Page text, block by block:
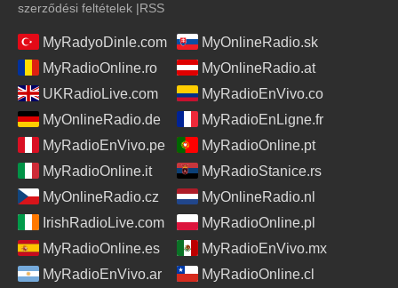
szerződési feltételek |RSS
MyRadyoDinle.com
MyOnlineRadio.sk
MyRadioOnline.ro
MyOnlineRadio.at
UKRadioLive.com
MyRadioEnVivo.co
MyOnlineRadio.de
MyRadioEnLigne.fr
MyRadioEnVivo.pe
MyRadioOnline.pt
MyRadioOnline.it
MyRadioStanice.rs
MyOnlineRadio.cz
MyOnlineRadio.nl
IrishRadioLive.com
MyRadioOnline.pl
MyRadioOnline.es
MyRadioEnVivo.mx
MyRadioEnVivo.ar
MyRadioOnline.cl